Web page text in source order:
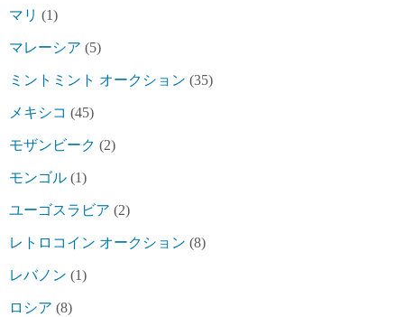
マリ (1)
マレーシア (5)
ミントミント オークション (35)
メキシコ (45)
モザンビーク (2)
モンゴル (1)
ユーゴスラビア (2)
レトロコイン オークション (8)
レバノン (1)
ロシア (8)